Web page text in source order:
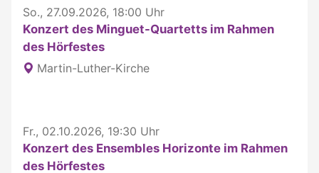
So., 27.09.2026, 18:00 Uhr
Konzert des Minguet-Quartetts im Rahmen
des Hörfestes
Martin-Luther-Kirche
Fr., 02.10.2026, 19:30 Uhr
Konzert des Ensembles Horizonte im Rahmen
des Hörfestes